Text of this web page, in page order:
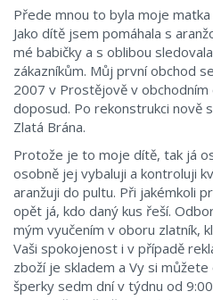
Přede mnou to byla moje
Jako dítě jsem pomáhala s
mé babičky a s oblibou
zákazníkům. Můj první obchod
2007 v Prostějově v
doposud. Po rekonstrukci nově
Zlatá Brána.
Protože je to moje dítě, tak já
osobně jej vybaluji a kontroluji
aranžuji do pultu. Při jakémkoli
opět já, kdo daný kus řeší.
mým vyučením v oboru zlatník,
Vaši spokojenost i v případě
zboží je skladem a Vy si
šperky sedm dní v týdnu od